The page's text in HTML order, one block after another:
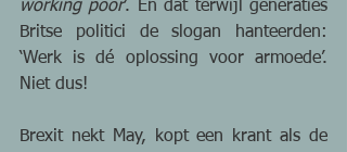
working poor’. En dat terwijl generaties
Britse politici de slogan hanteerden:
‘Werk is dé oplossing voor armoede’.
Niet dus!
Brexit nekt May, kopt een krant als de